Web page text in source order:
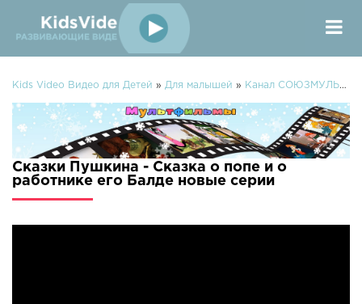
Kids Video Видео для Детей » Для малышей » Канал СОЮЗМУЛЬТФИЛЬМЫ
Сказки Пушкина - Сказка о попе и о
работнике его Балде новые серии